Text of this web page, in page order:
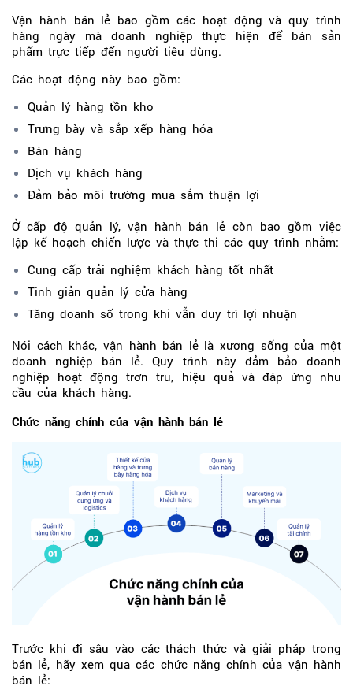
Vận hành bán lẻ bao gồm các hoạt động và quy trình
hàng ngày mà doanh nghiệp thực hiện để bán sản
phẩm trực tiếp đến người tiêu dùng.
Các hoạt động này bao gồm:
Quản lý hàng tồn kho
Trưng bày và sắp xếp hàng hóa
Bán hàng
Dịch vụ khách hàng
Đảm bảo môi trường mua sắm thuận lợi
Ở cấp độ quản lý, vận hành bán lẻ còn bao gồm việc
lập kế hoạch chiến lược và thực thi các quy trình nhằm:
Cung cấp trải nghiệm khách hàng tốt nhất
Tinh giản quản lý cửa hàng
Tăng doanh số trong khi vẫn duy trì lợi nhuận
Nói cách khác, vận hành bán lẻ là xương sống của một
doanh nghiệp bán lẻ. Quy trình này đảm bảo doanh
nghiệp hoạt động trơn tru, hiệu quả và đáp ứng nhu
cầu của khách hàng.
Chức năng chính của vận hành bán lẻ
Trước khi đi sâu vào các thách thức và giải pháp trong
bán lẻ, hãy xem qua các chức năng chính của vận hành
bán lẻ: